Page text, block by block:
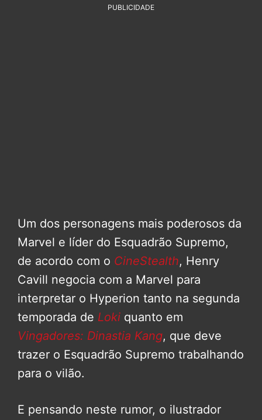
PUBLICIDADE
Um dos personagens mais poderosos da
Marvel e líder do Esquadrão Supremo,
de acordo com o CineStealth, Henry
Cavill negocia com a Marvel para
interpretar o Hyperion tanto na segunda
temporada de Loki quanto em
Vingadores: Dinastia Kang, que deve
trazer o Esquadrão Supremo trabalhando
para o vilão.
E pensando neste rumor, o ilustrador